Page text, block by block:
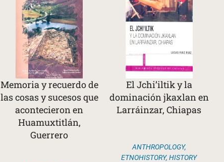
Memoria y recuerdo de
las cosas y sucesos que
acontecieron en
Huamuxtitlán,
Guerrero
El Jchi’iltik y la
dominación jkaxlan en
Larráinzar, Chiapas
ANTHROPOLOGY,
ETNOHISTORY,HISTORY